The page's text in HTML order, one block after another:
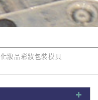
化妝品彩妝包裝模具